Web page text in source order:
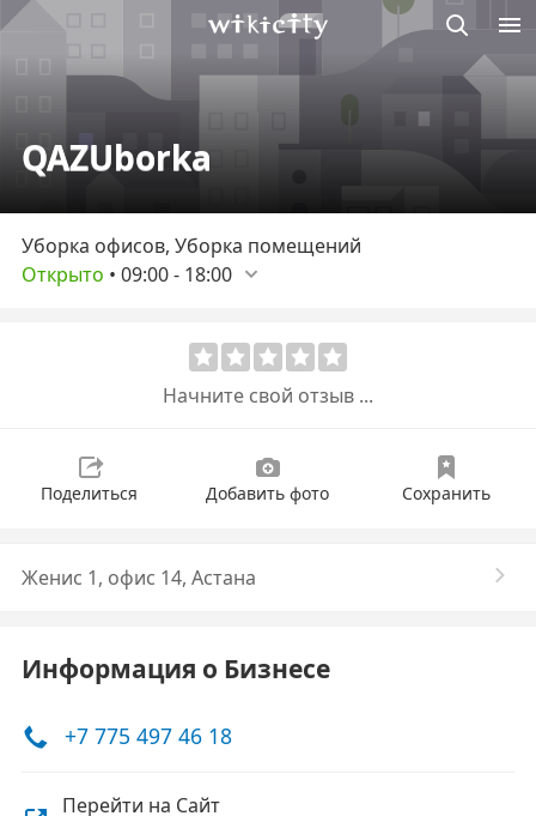
QAZUborka
Уборка офисов, Уборка помещений
Открыто • 09:00- 18:00
Начните свой отзыв ...
Поделиться Добавить фото Сохранить
Женис 1, офис 14, Астана
Информация о Бизнесе
+7 775 497 46 18
Перейти на Сайт